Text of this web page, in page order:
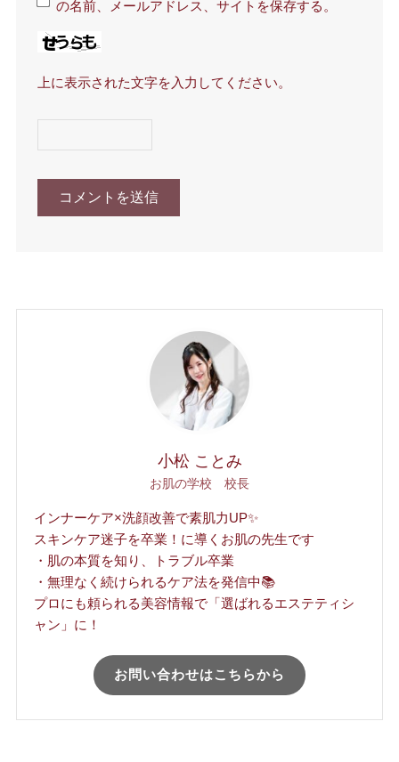
の名前、メールアドレス、サイトを保存する。
上に表示された文字を入力してください。
小松 ことみ
お肌の学校 校長
インナーケア×洗顔改善で素肌力UP✨
スキンケア迷子を卒業！に導くお肌の先生です
・肌の本質を知り、トラブル卒業
・無理なく続けられるケア法を発信中📚
プロにも頼られる美容情報で「選ばれるエステティシ
ャン」に！
お問い合わせはこちらから